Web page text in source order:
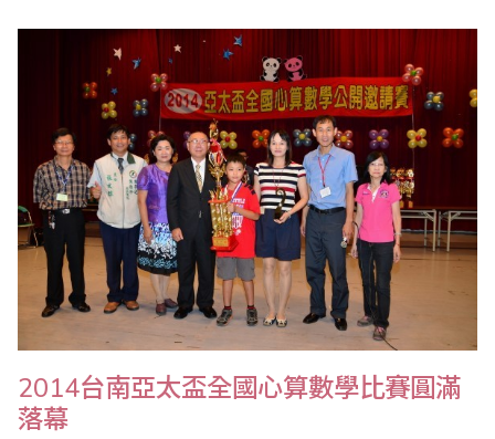
委員葉宗義率團一行23人與會，並於9月16日下午在山西省財政稅
務專科學校與中珠協張弘力會長、蘇金秀副會長、王妍玲秘書長、
山西省珠算心算協會張五勝會長、趙麗生副會長..
2014台南亞太盃全國心算數學比賽圓滿
落幕